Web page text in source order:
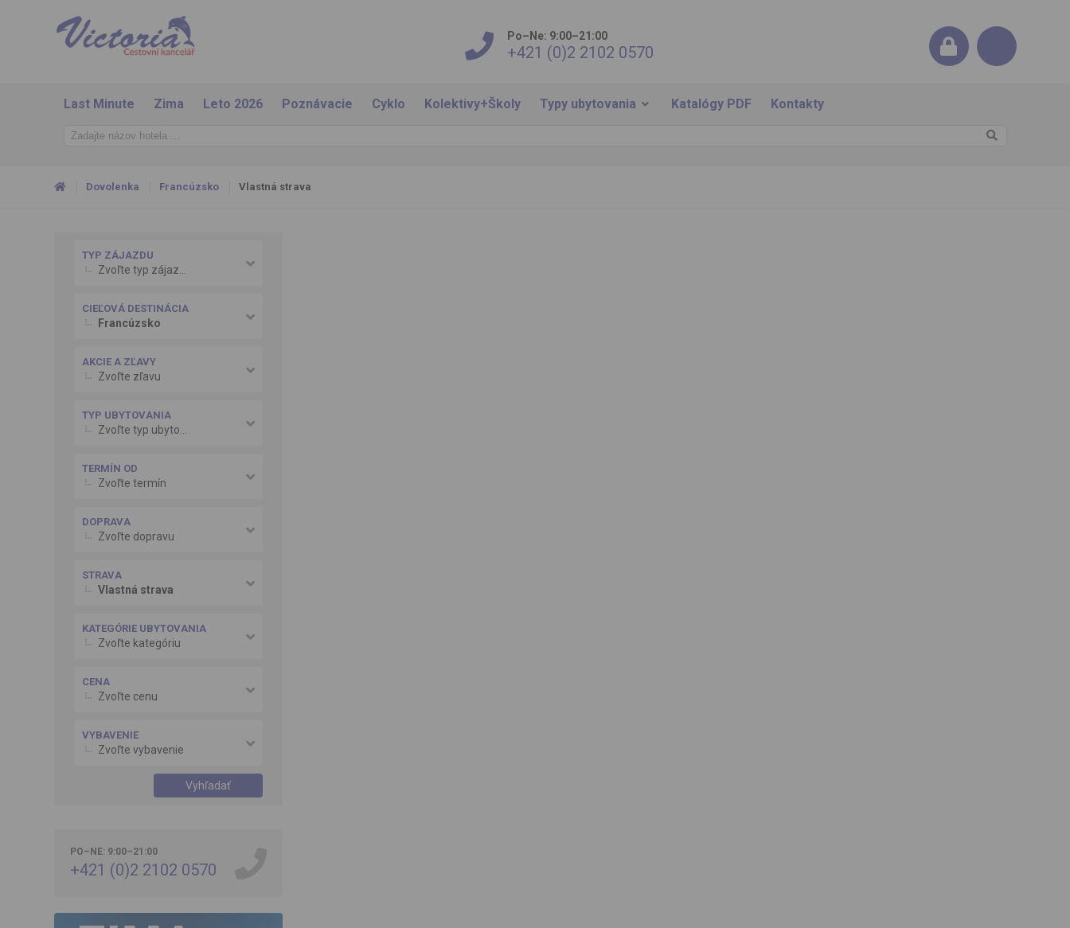
Po–Ne: 9:00–21:00
+421 (0)2 2102 0570
Last Minute Zima Leto 2026 Poznávacie Cyklo Kolektivy+Školy Typy ubytovania Katalógy PDF Kontakty
Dovolenka Francúzsko Vlastná strava
TYP ZÁJAZDU
Zvoľte typ zájazdu
CIEĽOVÁ DESTINÁCIA
Francúzsko
AKCIE A ZĽAVY
Zvoľte zľavu
TYP UBYTOVANIA
Zvoľte typ ubytovania
TERMÍN OD
Zvoľte termín
DOPRAVA
Zvoľte dopravu
STRAVA
Vlastná strava
KATEGÓRIE UBYTOVANIA
Zvoľte kategóriu
CENA
Zvoľte cenu
VYBAVENIE
Zvoľte vybavenie
Vyhľadať
PO–NE: 9:00–21:00
+421 (0)2 2102 0570